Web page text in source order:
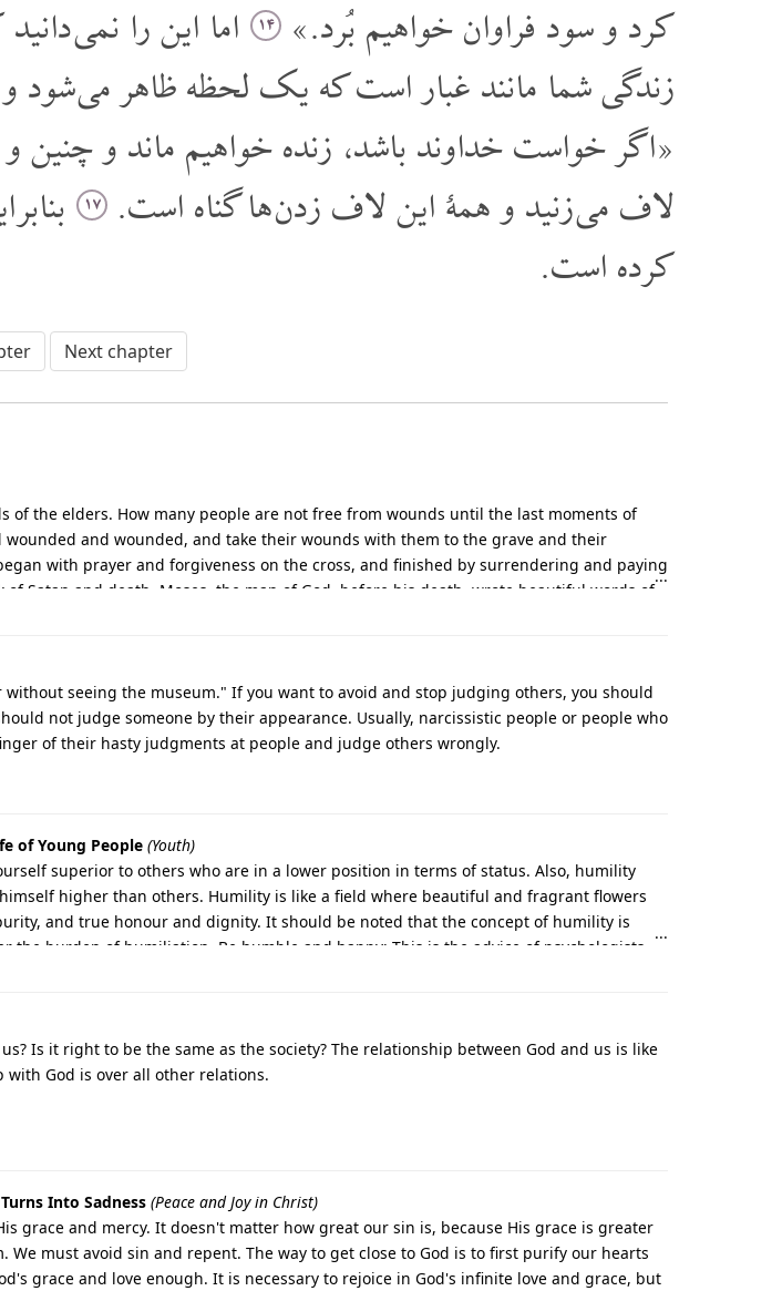
کرد و سود فراوان خواهیم بُرد.»
۱۴
اما این را نمی
زندگی شما مانند غبار است که یک لحظه ظاهر می شود و
«اگر خواست خداوند باشد، زنده خواهیم ماند و چنین
لاف می زنید و همۀ این لاف زدن ها گناه است.
۱۷
کرده است.
Next chapter
of the elders. How many people are not free from wounds until the last moments of
and wounded, and take their wounds with them to the grave and their
with prayer and forgiveness on the cross, and finished by surrendering and paying
Satan and death. Moses, the man of God, before his death, wrote beautiful words of
good to submit to God. Resist the devil so that he may flee from you. Surrendering
difficulty submitting to God; they follow the works of Satan. Surrender is a divine
Before her untimely death, Rachel, in the midst of her pains, declared to her son,
of comfort to his father. We lay the body in the ground, but our spirit must be with
seeing the museum." If you want to avoid and stop judging others, you should
not judge someone by their appearance. Usually, narcissistic people or people who
of their hasty judgments at people and judge others wrongly.
of Young People (Youth)
superior to others who are in a lower position in terms of status. Also, humility
higher than others. Humility is like a field where beautiful and fragrant flowers
and true honour and dignity. It should be noted that the concept of humility is
burden of humiliation. Be humble and happy; This is the advice of psychologists.
Is it right to be the same as the society? The relationship between God and us is like
God is over all other relations.
Into Sadness (Peace and Joy in Christ)
grace and mercy. It doesn't matter how great our sin is, because His grace is greater
must avoid sin and repent. The way to get close to God is to first purify our hearts
grace and love enough. It is necessary to rejoice in God's infinite love and grace, but